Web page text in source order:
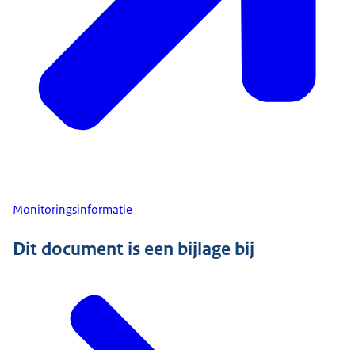
Monitoringsinformatie
Dit document is een bijlage bij